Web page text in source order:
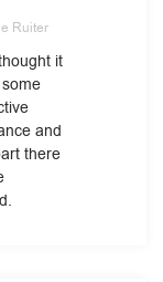
Ruiter
it
and
there